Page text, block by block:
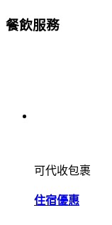
餐飲服務
可代收包裹
住宿優惠